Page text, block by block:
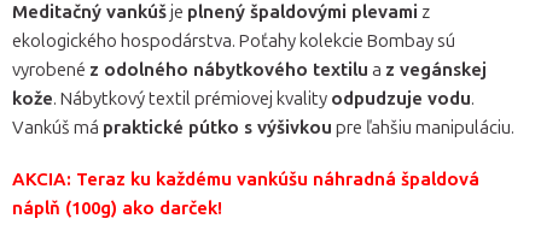
Meditačný vankúšje plnený špaldovými plevami z
ekologického hospodárstva. Poťahy kolekcie Bombay sú
vyrobené z odolného nábytkového textilu a z vegánskej
kože. Nábytkový textil prémiovej kvality odpudzuje vodu.
Vankúš má praktické pútko s výšivkou pre ľahšiu manipuláciu.
AKCIA: Teraz ku každému vankúšu náhradná špaldová
náplň (100g) ako darček!